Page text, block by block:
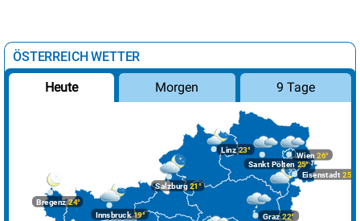
ÖSTERREICH WETTER
Heute Morgen 9 Tage
Bregenz24°
Graz22°
Innsbruck19°
Linz23°
Salzburg21°
Wien 26°
Eisenstadt 25°
Sankt Pölten 25°